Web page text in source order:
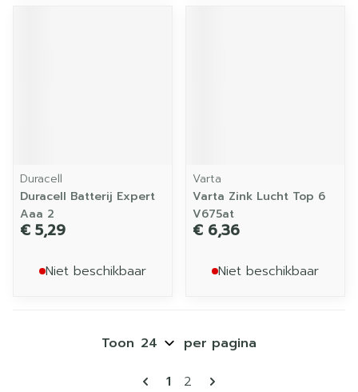
Duracell
Duracell Batterij Expert
Aaa 2
€ 5,29
Niet beschikbaar
Varta
Varta Zink Lucht Top 6
V675at
€ 6,36
Niet beschikbaar
Pagina's
U lees momenteel pagina
1 Pagina
2
Toon per pagina